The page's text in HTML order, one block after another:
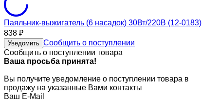
Паяльник-выжигатель (6 насадок) 30Вт/220В (12-0183)
838 ₽
Уведомить Сообщить о поступлении
Сообщить о поступлении товара
Ваша просьба принята!
Вы получите уведомление о поступлении товара в
продажу на указанные Вами контакты
Ваш E-Mail